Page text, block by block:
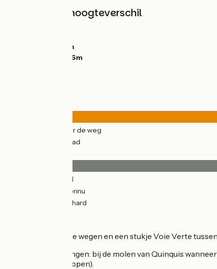
Hellingen en hoogteverschil
2m
116m
(82%) Over de weg
(18%) Fietspad
(81%) Glad
(1%) Inconnu
(18%) Onverhard
Grotendeels kleine wegen en een stukje Voie Verte
Enkele steile hellingen: bij de molen van Quinquis
hier moeten afstappen).